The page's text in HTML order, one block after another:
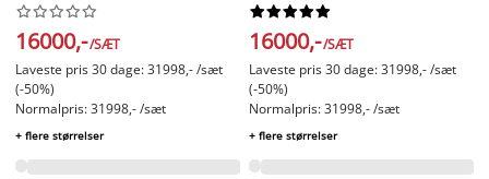






16000,-/SÆT
Laveste pris 30 dage: 31998,- /sæt
(-50%)
Normalpris: 31998,- /sæt
+ flere størrelser






16000,-/SÆT
Laveste pris 30 dage: 31998,- /sæt
(-50%)
Normalpris: 31998,- /sæt
+ flere størrelser